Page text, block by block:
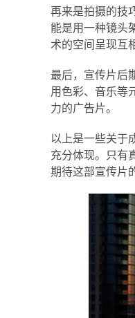
再来是拍摄的技
能是用一种镜头
术的空间呈现互
最后，宣传片后
用色彩、音乐等
力的广告片。
以上是一些关于
充分体现。只有
期待这部宣传片